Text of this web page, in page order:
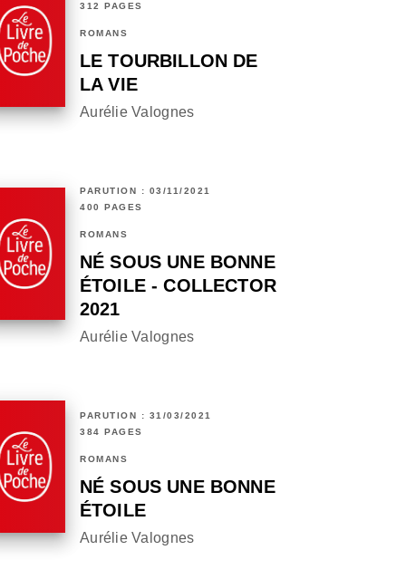
312 PAGES
ROMANS
LE TOURBILLON DE
LA VIE
Aurélie Valognes
PARUTION : 03/11/2021
400 PAGES
ROMANS
NÉ SOUS UNE BONNE
ÉTOILE - COLLECTOR
2021
Aurélie Valognes
PARUTION : 31/03/2021
384 PAGES
ROMANS
NÉ SOUS UNE BONNE
ÉTOILE
Aurélie Valognes